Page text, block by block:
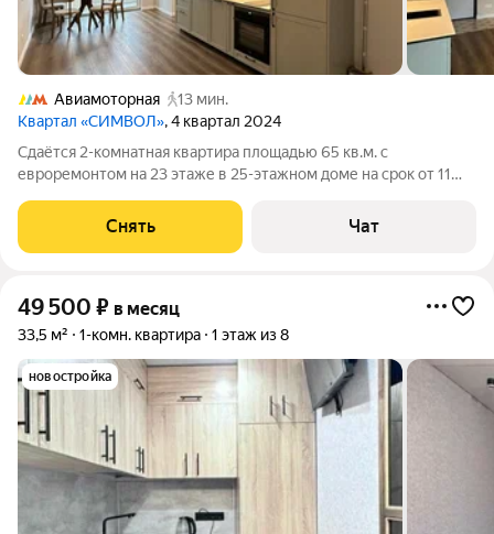
Авиамоторная
13 мин.
Квартал «СИМВОЛ», 4 квартал 2024
Сдаётся 2-комнатная квартира площадью 65 кв.м. с
евроремонтом на 23 этаже в 25-этажном доме на срок от 11
Холодильник Посудомоечная машина Кондиционер Бойлер
Микроволновка Дом -
Снять Чат
49 500 ₽ в месяц
33,5 м² 1-комн. квартира 1 этаж из 8
новостройка